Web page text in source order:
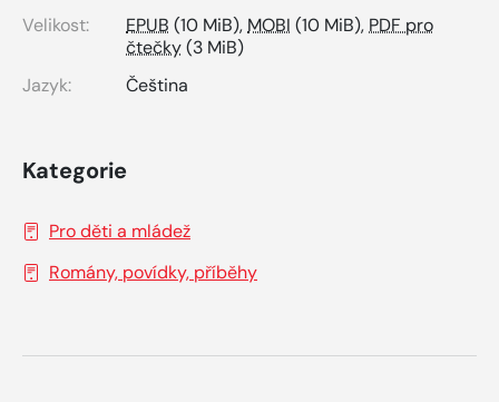
Velikost:
EPUB (10 MiB), MOBI (10 MiB), PDF pro
čtečky(3 MiB)
Jazyk:
Čeština
Kategorie
Pro děti a mládež
Romány, povídky, příběhy